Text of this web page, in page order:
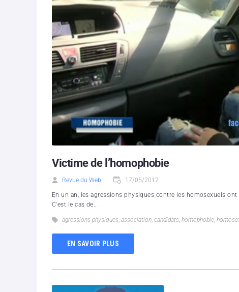
Victime de l’homophobie
Revue du Web 17/05/2012
En un an, les agressions physiques contre les homosexuels
C'est le cas de...
agressions physiques, association, candidats, homophobie,
EN SAVOIR PLUS